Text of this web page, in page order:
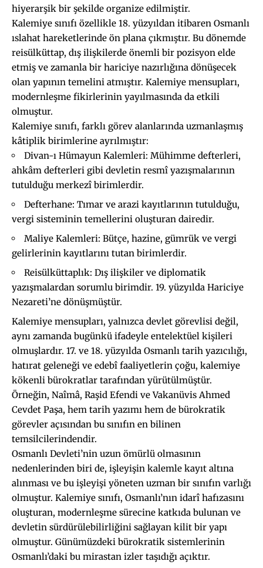
hiyerarşik bir şekilde organize edilmiştir.
Kalemiye sınıfı özellikle 18. yüzyıldan itibaren Osmanlı
ıslahat hareketlerinde ön plana çıkmıştır. Bu dönemde
reisülküttap, dış ilişkilerde önemli bir pozisyon elde
etmiş ve zamanla bir hariciye nazırlığına dönüşecek
olan yapının temelini atmıştır. Kalemiye mensupları,
modernleşme fikirlerinin yayılmasında da etkili
olmuştur.
Kalemiye sınıfı, farklı görev alanlarında uzmanlaşmış
kâtiplik birimlerine ayrılmıştır:
Divan-ı Hümayun Kalemleri: Mühimme defterleri,
ahkâm defterleri gibi devletin resmî yazışmalarının
tutulduğu merkezî birimlerdir.
Defterhane: Tımar ve arazi kayıtlarının tutulduğu,
vergi sisteminin temellerini oluşturan dairedir.
Maliye Kalemleri: Bütçe, hazine, gümrük ve vergi
gelirlerinin kayıtlarını tutan birimlerdir.
Reisülküttaplık: Dış ilişkiler ve diplomatik
yazışmalardan sorumlu birimdir. 19. yüzyılda Hariciye
Nezareti’ne dönüşmüştür.
Kalemiye mensupları, yalnızca devlet görevlisi değil,
aynı zamanda bugünkü ifadeyle entelektüel kişileri
olmuşlardır. 17. ve 18. yüzyılda Osmanlı tarih yazıcılığı,
hatırat geleneği ve edebî faaliyetlerin çoğu, kalemiye
kökenli bürokratlar tarafından yürütülmüştür.
Örneğin, Naîmâ, Raşid Efendi ve Vakanüvis Ahmed
Cevdet Paşa, hem tarih yazımı hem de bürokratik
görevler açısından bu sınıfın en bilinen
temsilcilerindendir.
Osmanlı Devleti’nin uzun ömürlü olmasının
nedenlerinden biri de, işleyişin kalemle kayıt altına
alınması ve bu işleyişi yöneten uzman bir sınıfın varlığı
olmuştur. Kalemiye sınıfı, Osmanlı’nın idarî hafızasını
oluşturan, modernleşme sürecine katkıda bulunan ve
devletin sürdürülebilirliğini sağlayan kilit bir yapı
olmuştur. Günümüzdeki bürokratik sistemlerinin
Osmanlı’daki bu mirastan izler taşıdığı açıktır.